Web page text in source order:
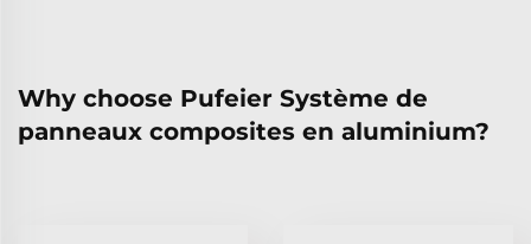
Why choose Pufeier Système de
panneaux composites en aluminium?